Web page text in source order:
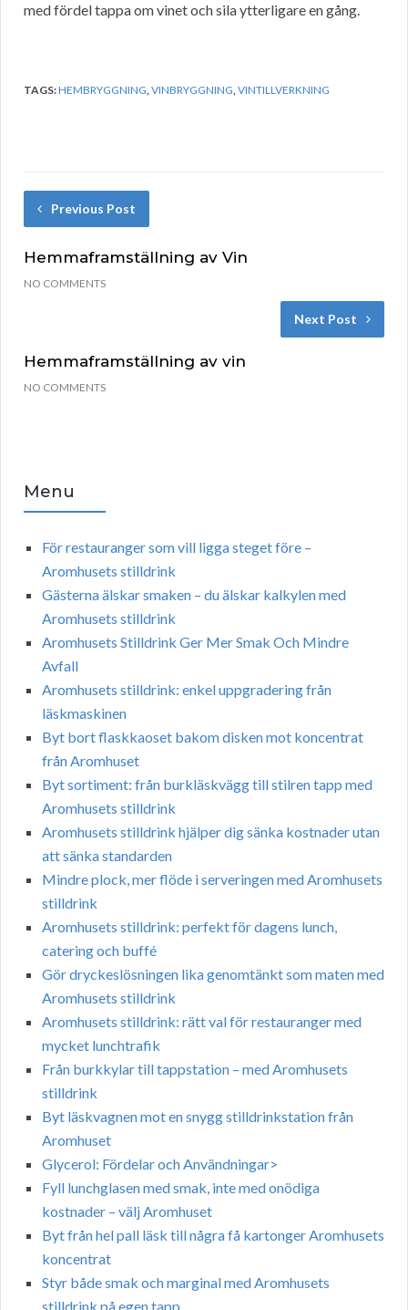
med fördel tappa om vinet och sila ytterligare en gång.
TAGS:HEMBRYGGNING,VINBRYGGNING,VINTILLVERKNING
Previous Post
Hemmaframställning av Vin
NO COMMENTS
Next Post
Hemmaframställning av vin
NO COMMENTS
Menu
För restauranger som vill ligga steget före –
Aromhusets stilldrink
Gästerna älskar smaken – du älskar kalkylen med
Aromhusets stilldrink
Aromhusets Stilldrink Ger Mer Smak Och Mindre
Avfall
Aromhusets stilldrink: enkel uppgradering från
läskmaskinen
Byt bort flaskkaoset bakom disken mot koncentrat
från Aromhuset
Byt sortiment: från burkläskvägg till stilren tapp med
Aromhusets stilldrink
Aromhusets stilldrink hjälper dig sänka kostnader utan
att sänka standarden
Mindre plock, mer flöde i serveringen med Aromhusets
stilldrink
Aromhusets stilldrink: perfekt för dagens lunch,
catering och buffé
Gör dryckeslösningen lika genomtänkt som maten med
Aromhusets stilldrink
Aromhusets stilldrink: rätt val för restauranger med
mycket lunchtrafik
Från burkkylar till tappstation – med Aromhusets
stilldrink
Byt läskvagnen mot en snygg stilldrinkstation från
Aromhuset
Glycerol: Fördelar och Användningar>
Fyll lunchglasen med smak, inte med onödiga
kostnader – välj Aromhuset
Byt från hel pall läsk till några få kartonger Aromhusets
koncentrat
Styr både smak och marginal med Aromhusets
stilldrink på egen tapp